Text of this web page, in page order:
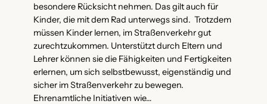
besondere Rücksicht nehmen. Das gilt auch für
Kinder, die mit dem Rad unterwegs sind. Trotzdem
müssen Kinder lernen, im Straßenverkehr gut
zurechtzukommen. Unterstützt durch Eltern und
Lehrer können sie die Fähigkeiten und Fertigkeiten
erlernen, um sich selbstbewusst, eigenständig und
sicher im Straßenverkehr zu bewegen.
Ehrenamtliche Initiativen wie…